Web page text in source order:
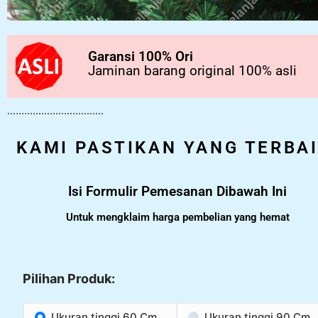
Garansi 100% Ori
Jaminan barang original 100% asli
..................................
KAMI PASTIKAN YANG
Isi Formulir Pemesanan Dibawah Ini
Untuk mengklaim harga pembelian yang hemat
Pilihan Produk: